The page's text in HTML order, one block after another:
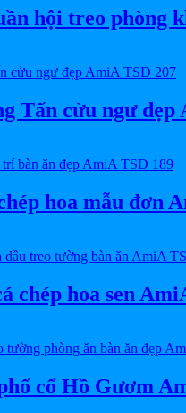
hội treo phòng
Tấn cửu ngư đẹp
hoa mẫu đơn
chép hoa sen
cổ Hồ Gươm